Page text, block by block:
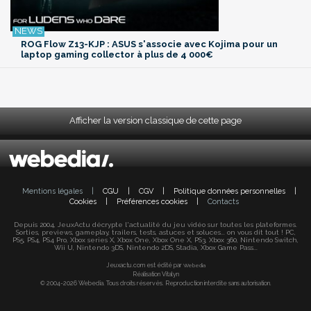
ROG Flow Z13-KJP : ASUS s'associe avec Kojima pour un
laptop gaming collector à plus de 4 000€
Afficher la version classique de cette page
Mentions légales CGU CGV Politique données personnelles
Cookies
Préférences cookies Contacts
Depuis 2004, JeuxActu décrypte l'actualité du jeu vidéo sur toutes les plateformes.
Sorties, previews, gameplay, trailers, tests, astuces et soluces... on vous dit tout ! PC,
PS5, PS4, PS4 Pro, Xbox series X, Xbox One, Xbox One X, PS3, Xbox 360, Nintendo Switch,
Wii U, Nintendo 3DS, Nintendo 2DS, Stadia, Xbox Game Pass...
Jeuxactu.com est édité par Webedia
Réalisation Vitalyn
© 2004-2026 Webedia. Tous droits réservés. Reproduction interdite sans autorisation.